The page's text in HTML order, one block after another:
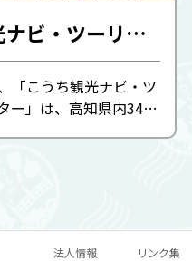
こうち観光ナビ・ツーリストセンター
「こうち観光ナビ・ツ
ー」は、高知県内34す
法人情報 リンク集